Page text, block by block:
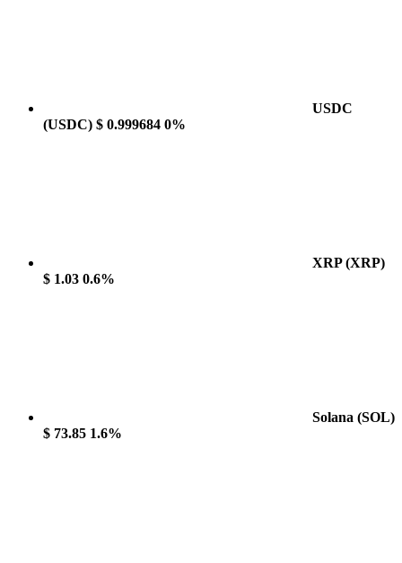
USDC
(USDC) $ 0.999684 0%
XRP(XRP)
$ 1.03 0.6%
Solana (SOL)
$ 73.85 1.6%